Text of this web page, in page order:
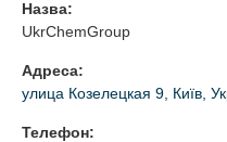
Назва:
UkrChemGroup
Адреса:
улица Козелецкая 9, Київ,
Телефон: